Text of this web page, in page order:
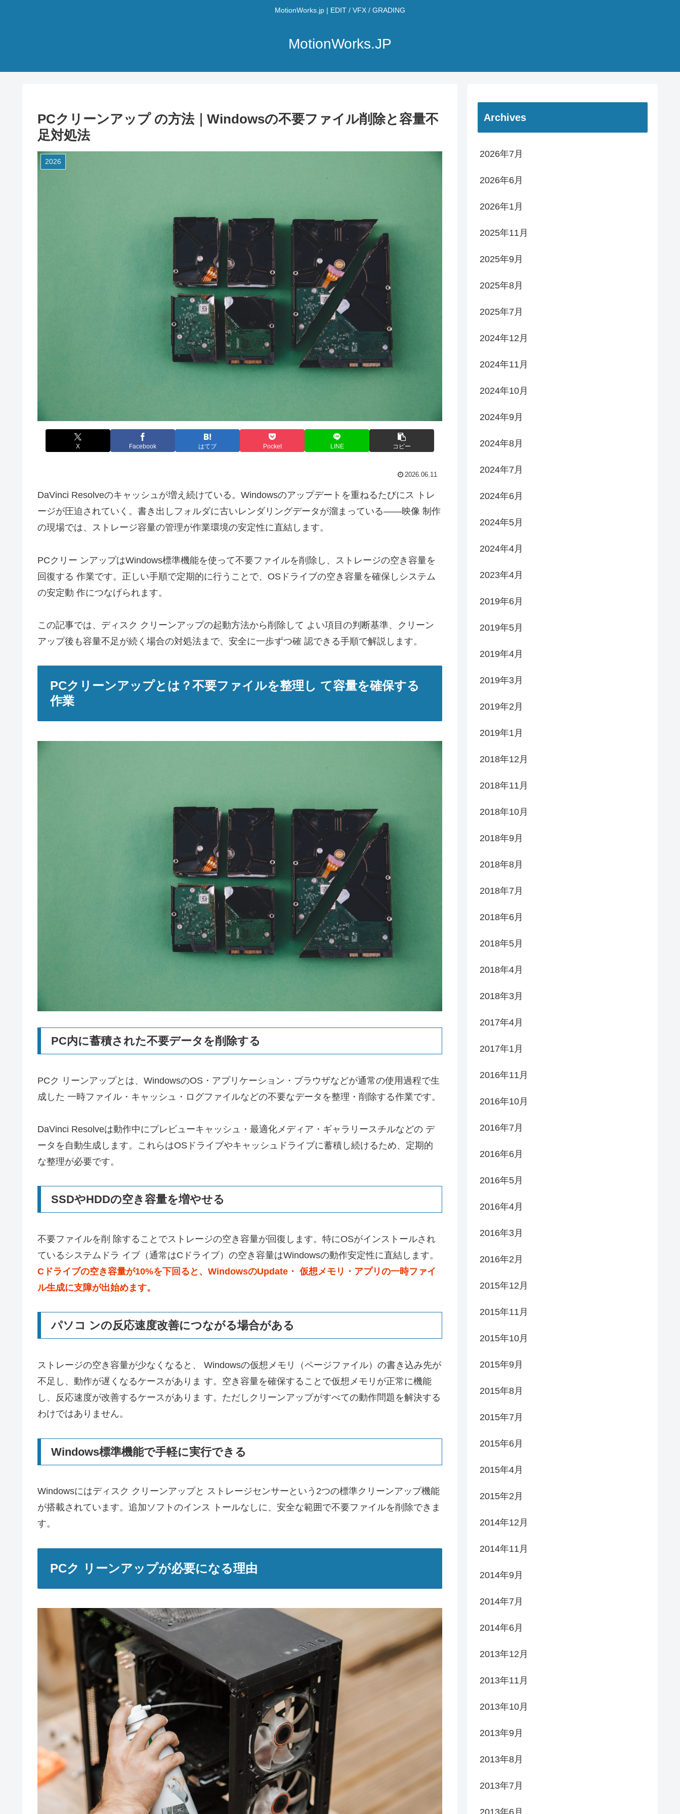
MotionWorks.jp | EDIT / VFX / GRADING
MotionWorks.JP
PCクリーンアップ の方法｜Windowsの不要ファイル削除と容量不
足対処法
2026
X Facebook はてブ Pocket LINE コピー
2026.06.11
DaVinci Resolveのキャッシュが増え続けている。Windowsのアップデートを重ねるたびにス トレ
ージが圧迫されていく。書き出しフォルダに古いレンダリングデータが溜まっている——映像 制作
の現場では、ストレージ容量の管理が作業環境の安定性に直結します。
PCクリー ンアップはWindows標準機能を使って不要ファイルを削除し、ストレージの空き容量を
回復する 作業です。正しい手順で定期的に行うことで、OSドライブの空き容量を確保しシステム
の安定動 作につなげられます。
この記事では、ディスク クリーンアップの起動方法から削除して よい項目の判断基準、クリーン
アップ後も容量不足が続く場合の対処法まで、安全に一歩ずつ確 認できる手順で解説します。
PCクリーンアップとは？不要ファイルを整理し て容量を確保する
作業
PC内に蓄積された不要データを削除する
PCク リーンアップとは、WindowsのOS・アプリケーション・ブラウザなどが通常の使用過程で生
成した 一時ファイル・キャッシュ・ログファイルなどの不要なデータを整理・削除する作業です。
DaVinci Resolveは動作中にプレビューキャッシュ・最適化メディア・ギャラリースチルなどの デ
ータを自動生成します。これらはOSドライブやキャッシュドライブに蓄積し続けるため、定期的
な整理が必要です。
SSDやHDDの空き容量を増やせる
不要ファイルを削 除することでストレージの空き容量が回復します。特にOSがインストールされ
ているシステムドラ イブ（通常はCドライブ）の空き容量はWindowsの動作安定性に直結します。
Cドライブの空き容量が10%を下回ると、WindowsのUpdate・ 仮想メモリ・アプリの一時ファイ
ル生成に支障が出始めます。
パソコ ンの反応速度改善につながる場合がある
ストレージの空き容量が少なくなると、 Windowsの仮想メモリ（ページファイル）の書き込み先が
不足し、動作が遅くなるケースがありま す。空き容量を確保することで仮想メモリが正常に機能
し、反応速度が改善するケースがありま す。ただしクリーンアップがすべての動作問題を解決する
わけではありません。
Windows標準機能で手軽に実行できる
Windowsにはディスク クリーンアップと ストレージセンサーという2つの標準クリーンアップ機能
が搭載されています。追加ソフトのインス トールなしに、安全な範囲で不要ファイルを削除できま
す。
PCク リーンアップが必要になる理由
Archives
2026年7月
2026年6月
2026年1月
2025年11月
2025年9月
2025年8月
2025年7月
2024年12月
2024年11月
2024年10月
2024年9月
2024年8月
2024年7月
2024年6月
2024年5月
2024年4月
2023年4月
2019年6月
2019年5月
2019年4月
2019年3月
2019年2月
2019年1月
2018年12月
2018年11月
2018年10月
2018年9月
2018年8月
2018年7月
2018年6月
2018年5月
2018年4月
2018年3月
2017年4月
2017年1月
2016年11月
2016年10月
2016年7月
2016年6月
2016年5月
2016年4月
2016年3月
2016年2月
2015年12月
2015年11月
2015年10月
2015年9月
2015年8月
2015年7月
2015年6月
2015年4月
2015年2月
2014年12月
2014年11月
2014年9月
2014年7月
2014年6月
2013年12月
2013年11月
2013年10月
2013年9月
2013年8月
2013年7月
2013年6月